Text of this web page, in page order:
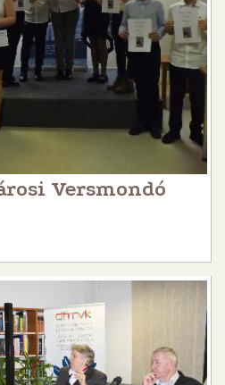
Versmondó